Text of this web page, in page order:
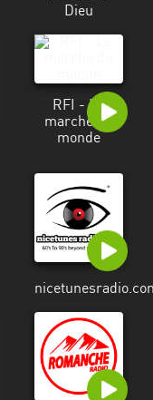
Dieu
RFI - La
marche du
monde